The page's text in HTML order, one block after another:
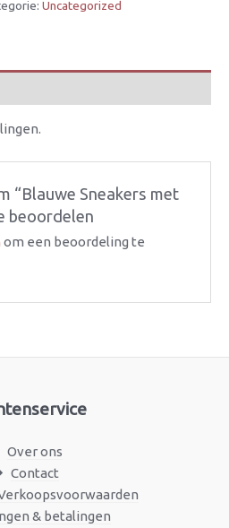
Uncategorized
“Blauwe Sneakers met
beoordelen
om een beoordeling te
Over ons
Contact
& betalingen